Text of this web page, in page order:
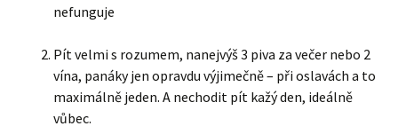
nefunguje
Pít velmi s rozumem, nanejvýš 3 piva za večer nebo 2
vína, panáky jen opravdu výjimečně – při oslavách a to
maximálně jeden. A nechodit pít kažý den, ideálně
vůbec.